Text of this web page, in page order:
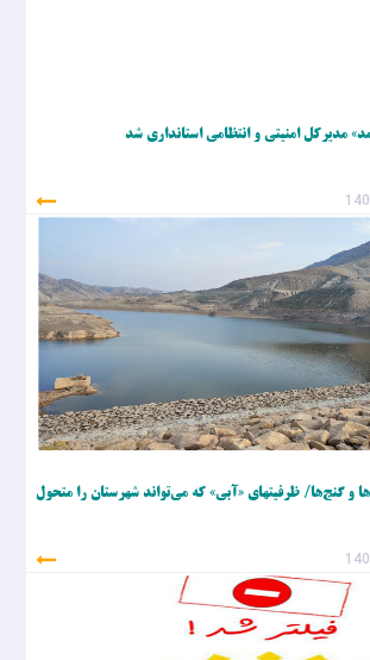
مدیرکل امنیتی و انتظامی استانداری شد
و گنج‌ها/ ظرفیتهای «آبی» که می‌تواند شهرستان را متحول